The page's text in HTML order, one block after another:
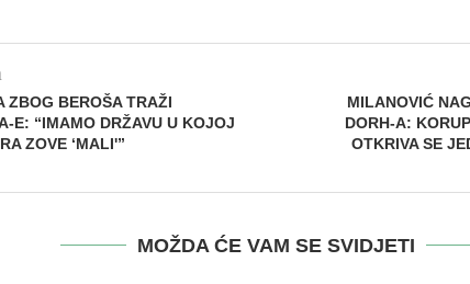
ZBOG BEROŠA TRAŽI
E: “IMAMO DRŽAVU U KOJOJ
ZOVE ‘MALI'”
MILANOVIĆ
DORH-A:
OTKRIVA SE
MOŽDA ĆE VAM SE SVIDJETI